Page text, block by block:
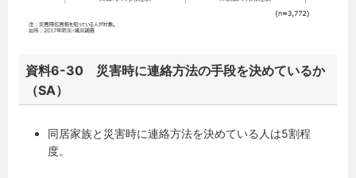
資料6-30 災害時に連絡方法の手段を決めているか
（SA）
同居家族と災害時に連絡方法を決めている人は5割程
度。